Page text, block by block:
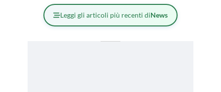
Leggi gli articoli più recenti diNews